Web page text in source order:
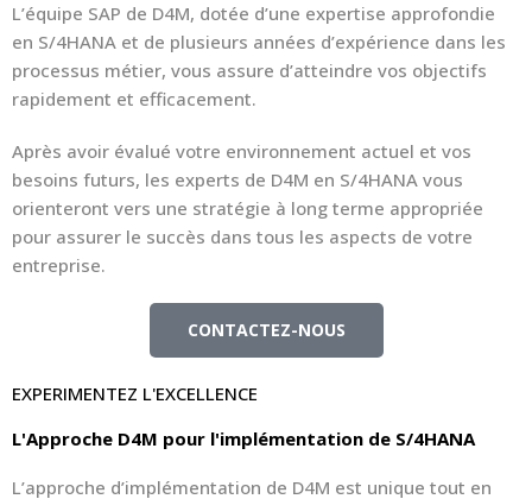
L’équipe SAP de D4M, dotée d’une expertise approfondie
en S/4HANA et de plusieurs années d’expérience dans les
processus métier, vous assure d’atteindre vos objectifs
rapidement et efficacement.
Après avoir évalué votre environnement actuel et vos
besoins futurs, les experts de D4M en S/4HANA vous
orienteront vers une stratégie à long terme appropriée
pour assurer le succès dans tous les aspects de votre
entreprise.
CONTACTEZ-NOUS
EXPERIMENTEZ L'EXCELLENCE
L'Approche D4M pour l'implémentation de S/4HANA
L’approche d’implémentation de D4M est unique tout en